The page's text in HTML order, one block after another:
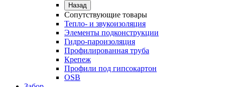
Назад
Сопутствующие товары
Тепло- и звукоизоляция
Элементы подконструкции
Гидро-пароизоляция
Профилированная труба
Крепеж
Профили под гипсокартон
OSB